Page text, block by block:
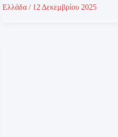
Ελλάδα/ 12 Δεκεμβρίου 2025